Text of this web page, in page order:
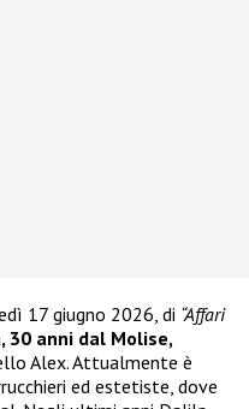
17 giugno 2026, di “Affari
30 anni dal Molise,
Alex. Attualmente è
ed estetiste, dove